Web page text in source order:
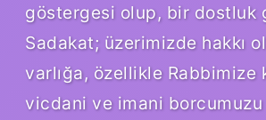
göstergesi olup, bir dostluk
Sadakat; üzerimizde hakkı
varlığa, özellikle Rabbimize
vicdani ve imani